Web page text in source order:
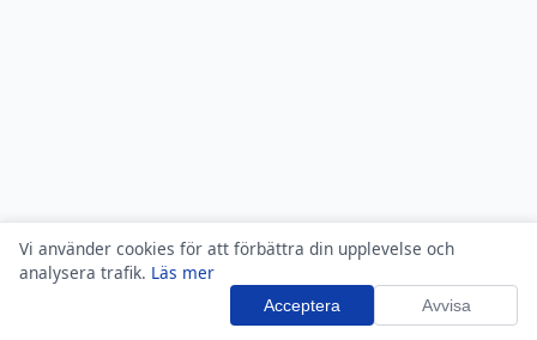
Vi använder cookies för att förbättra din upplevelse och
analysera trafik. Läs mer
Acceptera Avvisa